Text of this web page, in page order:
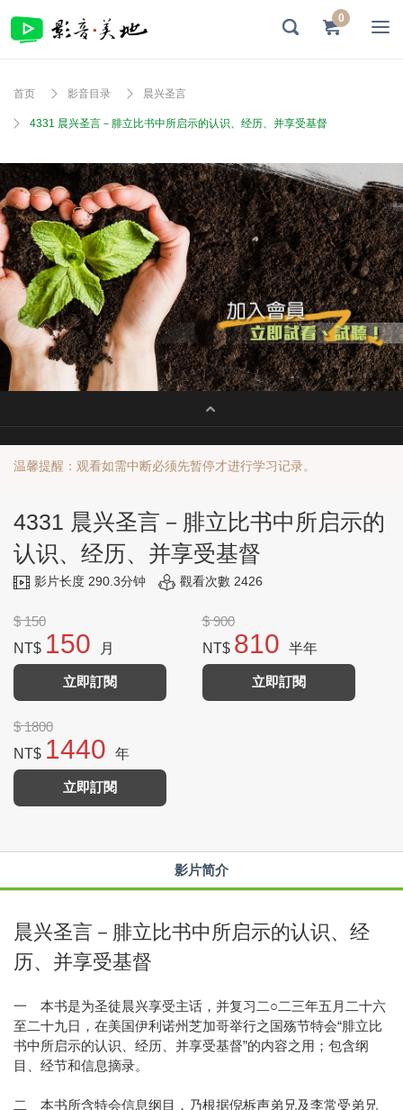
0
首页 影音目录 晨兴圣言
4331 晨兴圣言－腓立比书中所启示的认识、经历、并享受基督
温馨提醒：观看如需中断必须先暂停才进行学习记录。
4331 晨兴圣言－腓立比书中所启示的
认识、经历、并享受基督
影片长度 290.3分钟 觀看次數 2426
$ 150
NT$ 150 月
立即訂閱
$ 900
NT$ 810 半年
立即訂閱
$ 1800
NT$ 1440 年
立即訂閱
影片简介
晨兴圣言－腓立比书中所启示的认识、经
历、并享受基督
一 本书是为圣徒晨兴享受主话，并复习二○二三年五月二十六
至二十九日，在美国伊利诺州芝加哥举行之国殇节特会“腓立比
书中所启示的认识、经历、并享受基督”的内容之用；包含纲
目、经节和信息摘录。
二 本书所含特会信息纲目，乃根据倪柝声弟兄及李常受弟兄